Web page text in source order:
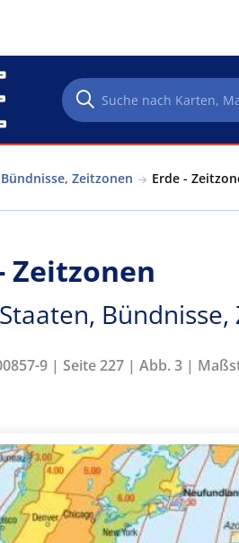
Zeitzonen Erde -
Zeitzonen
9 | Seite 227 | Abb. 3 |